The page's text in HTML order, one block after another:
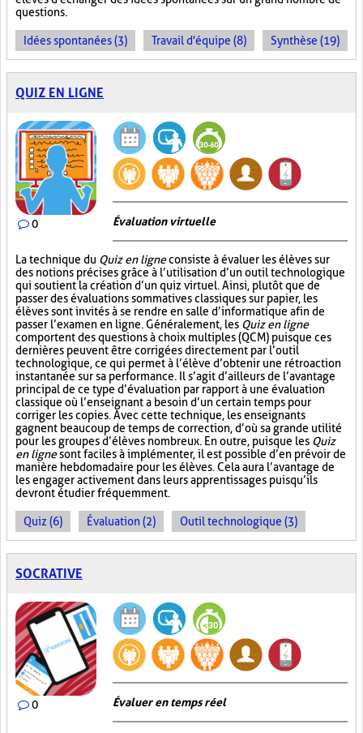
questions.
Idées spontanées (3) Travail d'équipe (8) Synthèse (19)
QUIZ EN LIGNE
0 Évaluation virtuelle
La technique du Quiz en ligneconsiste à évaluer les élèves sur
des notions précises grâce à l’utilisation d’un outil technologique
qui soutient la création d’un quiz virtuel. Ainsi, plutôt que de
passer des évaluations sommatives classiques sur papier, les
élèves sont invités à se rendre en salle d’informatique afin de
passer l’examen en ligne. Généralement, les Quiz en ligne
comportent des questions à choix multiples (QCM) puisque ces
dernières peuvent être corrigées directement par l’outil
technologique, ce qui permet à l’élève d’obtenir une rétroaction
instantanée sur sa performance. Il s’agit d’ailleurs de l’avantage
principal de ce type d’évaluation par rapport à une évaluation
classique où l’enseignant a besoin d’un certain temps pour
corriger les copies. Avec cette technique, les enseignants
gagnent beaucoup de temps de correction, d’où sa grande utilité
pour les groupes d’élèves nombreux. En outre, puisque les Quiz
en lignesont faciles à implémenter, il est possible d’en prévoir de
manière hebdomadaire pour les élèves. Cela aura l’avantage de
les engager activement dans leurs apprentissages puisqu’ils
devront étudier fréquemment.
Quiz (6) Évaluation (2) Outil technologique (3)
SOCRATIVE
0 Évaluer en temps réel